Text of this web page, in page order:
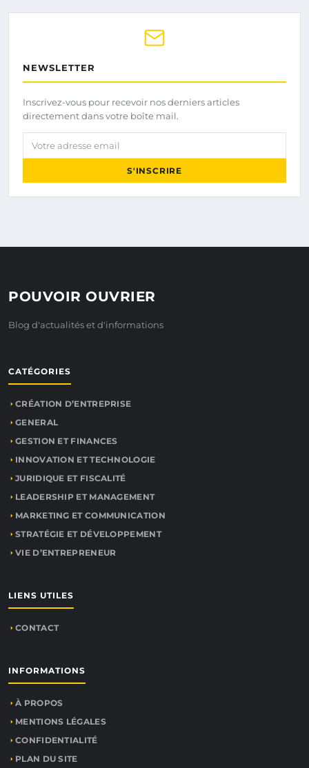
NEWSLETTER
Inscrivez-vous pour recevoir nos derniers articles
directement dans votre boîte mail.
Votre adresse email
S'INSCRIRE
POUVOIR OUVRIER
Blog d'actualités et d'informations
CATÉGORIES
CRÉATION D’ENTREPRISE
GENERAL
GESTION ET FINANCES
INNOVATION ET TECHNOLOGIE
JURIDIQUE ET FISCALITÉ
LEADERSHIP ET MANAGEMENT
MARKETING ET COMMUNICATION
STRATÉGIE ET DÉVELOPPEMENT
VIE D’ENTREPRENEUR
LIENS UTILES
CONTACT
INFORMATIONS
À PROPOS
MENTIONS LÉGALES
CONFIDENTIALITÉ
PLAN DU SITE